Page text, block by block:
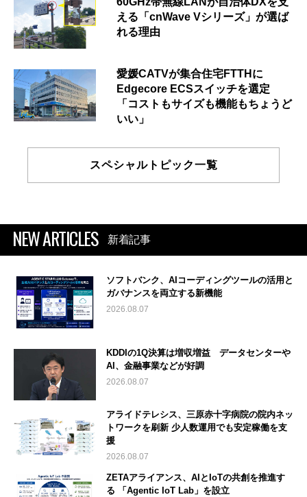
える「cnWave Vシリーズ」が選ば
れる理由
愛媛CATVが集合住宅FTTHに
Edgecore ECSスイッチを選定
「コストもサイズも機能もちょうど
いい」
スペシャルトピック一覧
NEW ARTICLES 新着記事
ソフトバンク、AIコーディングツールの活用と
ガバナンスを両立する新機能
2026.08.07
KDDIの1Q決算は増収増益 データセンターや
AI、金融事業などが好調
2026.08.07
アライドテレシス、三原赤十字病院の院内ネッ
トワークを刷新 少人数運用でも安定稼働を支
援
2026.08.07
ZETAアライアンス、AIとIoTの共創を推進す
る 「Agentic IoT Lab」を設立